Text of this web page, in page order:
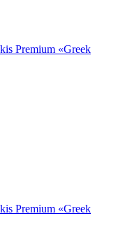
Premium «Greek
Premium «Greek